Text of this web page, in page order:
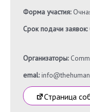
Форма участия:
Срок подачи заявок:
Организаторы:
emal:
Страница